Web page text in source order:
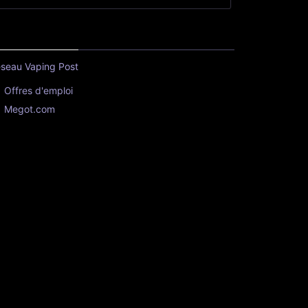
Vaping Post
Offres d'emploi
Megot.com